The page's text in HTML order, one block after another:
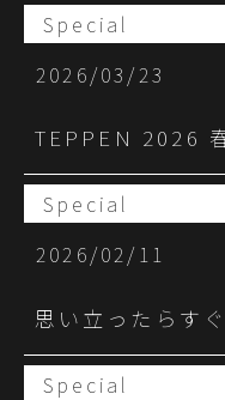
Special
2026/03/23
TEPPEN 2026
Special
2026/02/11
思い立ったらす
Special